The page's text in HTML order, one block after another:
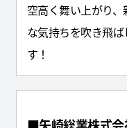
空高く舞い上がり
な気持ちを吹き飛
す！
■矢崎総業株式会